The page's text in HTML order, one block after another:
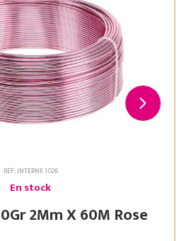
RÉF. INTERNE 1026
En stock
Fil Bonzai 500Gr 2Mm X 60M Rose